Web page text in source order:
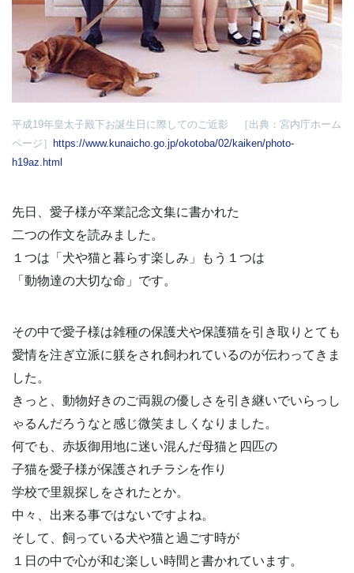
平成19年皇太子殿下お誕生日に際してのご近影 ［出典：宮内庁ホーム
ページ］
https://www.kunaicho.go.jp/okotoba/02/kaiken/photo-
h19az.html
先日、愛子様が卒業記念文集に書かれた
二つの作文を読みました。
１つは「犬や猫と暮らす楽しみ」もう１つは
「動物達の大切な命」です。
その中で愛子様は雑種の保護犬や保護猫を引き取りとても
愛情を注ぎ立派に躾をされ飼われているのが伝わってきま
した。
きっと、動物好きのご両親の優しさを引き継いでいらっし
ゃるんだろうなと感じ微笑ましくなりました。
何でも、赤坂御用地に迷い混んだ母猫と四匹の
子猫を愛子様が保護されチラシを作り
学校で里親探しをされたとか。
中々、出来る事ではないですよね。
そして、飼っている犬や猫と過ごす時が
１日の中で心が和む楽しい時間と書かれています。